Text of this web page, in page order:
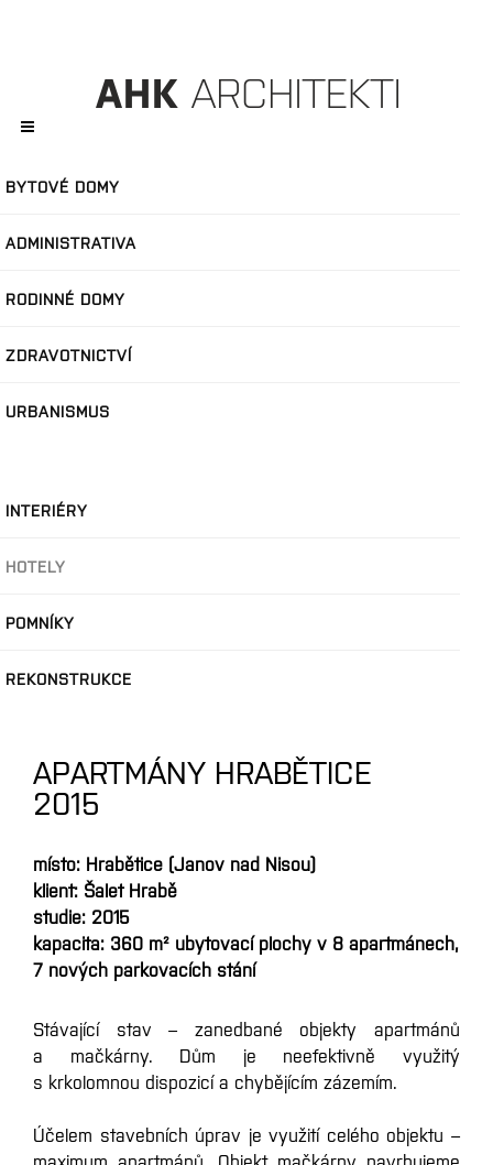
BYTOVÉ DOMY
ADMINISTRATIVA
RODINNÉ DOMY
ZDRAVOTNICTVÍ
URBANISMUS
INTERIÉRY
HOTELY
POMNÍKY
REKONSTRUKCE
APARTMÁNY HRABĚTICE
2015
místo: Hrabětice (Janov nad Nisou)
klient: Šalet Hrabě
studie: 2015
kapacita: 360 m² ubytovací plochy v 8 apartmánech,
7 nových parkovacích stání
Stávající stav – zanedbané objekty apartmánů
a mačkárny. Dům je neefektivně využitý
s krkolomnou dispozicí a chybějícím zázemím.
Účelem stavebních úprav je využití celého objektu –
maximum apartmánů. Objekt mačkárny navrhujeme